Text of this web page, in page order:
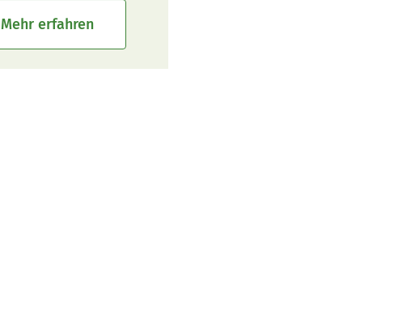
Mehr erfahren